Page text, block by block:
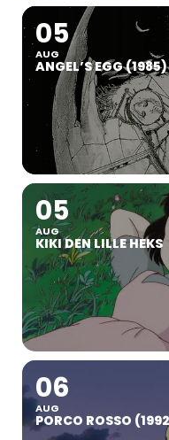
05
AUG
ANGEL’S EGG
05
AUG
KIKI DEN LILLE HEKS
06
AUG
PORCO ROSSO